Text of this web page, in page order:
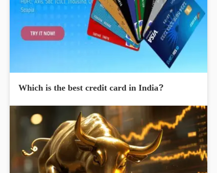
Which is the best credit card in India?